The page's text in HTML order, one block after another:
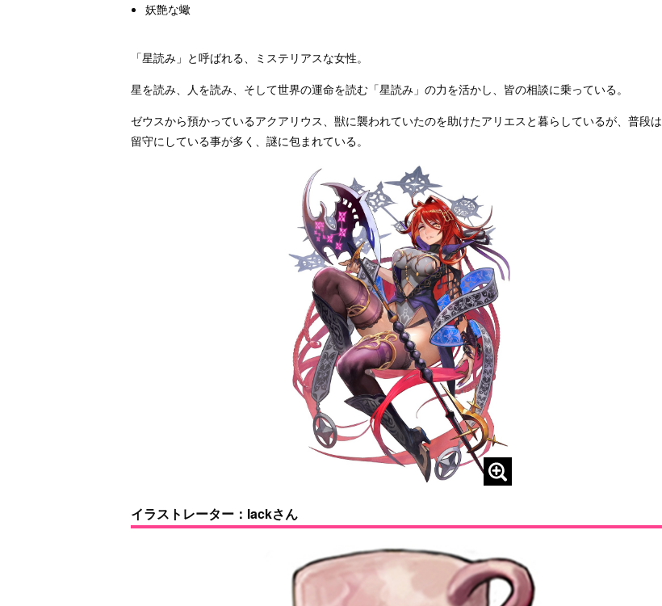
妖艶な蠍
「星読み」と呼ばれる、ミステリアスな女性。
星を読み、人を読み、そして世界の運命を読む「星読み」の力を活かし、皆の相談に乗っている。
ゼウスから預かっているアクアリウス、獣に襲われていたのを助けたアリエスと暮らしているが、普段は
留守にしている事が多く、謎に包まれている。
イラストレーター：lackさん